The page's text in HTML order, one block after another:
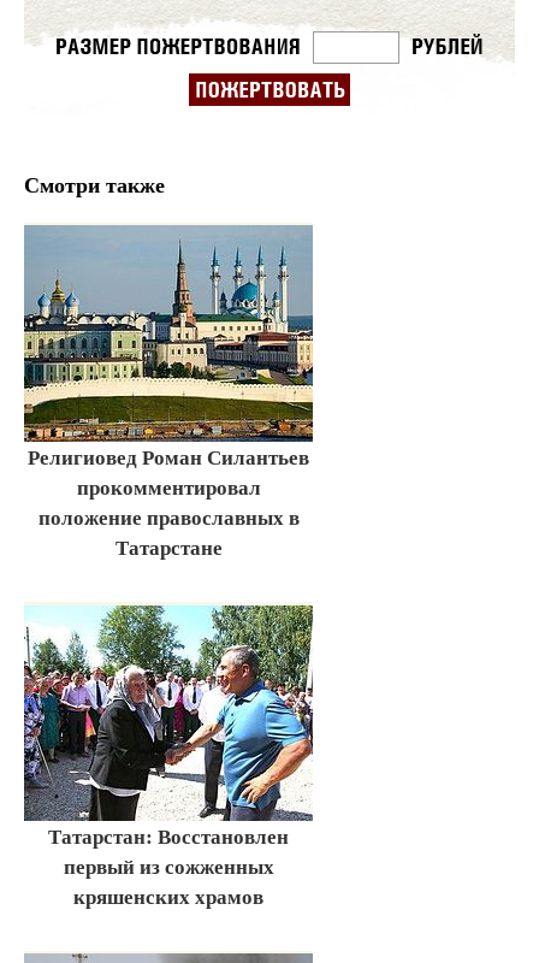
Смотри также
Религиовед Роман Силантьев
прокомментировал
положение православных в
Татарстане
Татарстан: Восстановлен
первый из сожженных
кряшенских храмов